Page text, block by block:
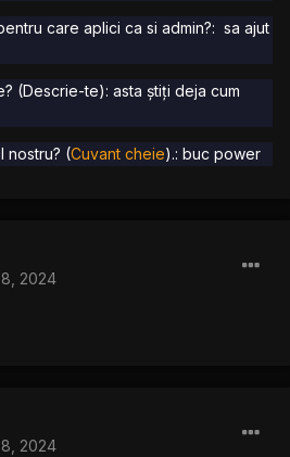
care aplici ca si admin?: sa ajut
(Descrie-te): asta știți deja cum
nostru? (Cuvant cheie).: buc power
2024
2024